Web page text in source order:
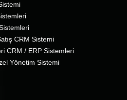
CRM Sistemi
CRM / ERP Sistemleri
Yönetim Sistemi